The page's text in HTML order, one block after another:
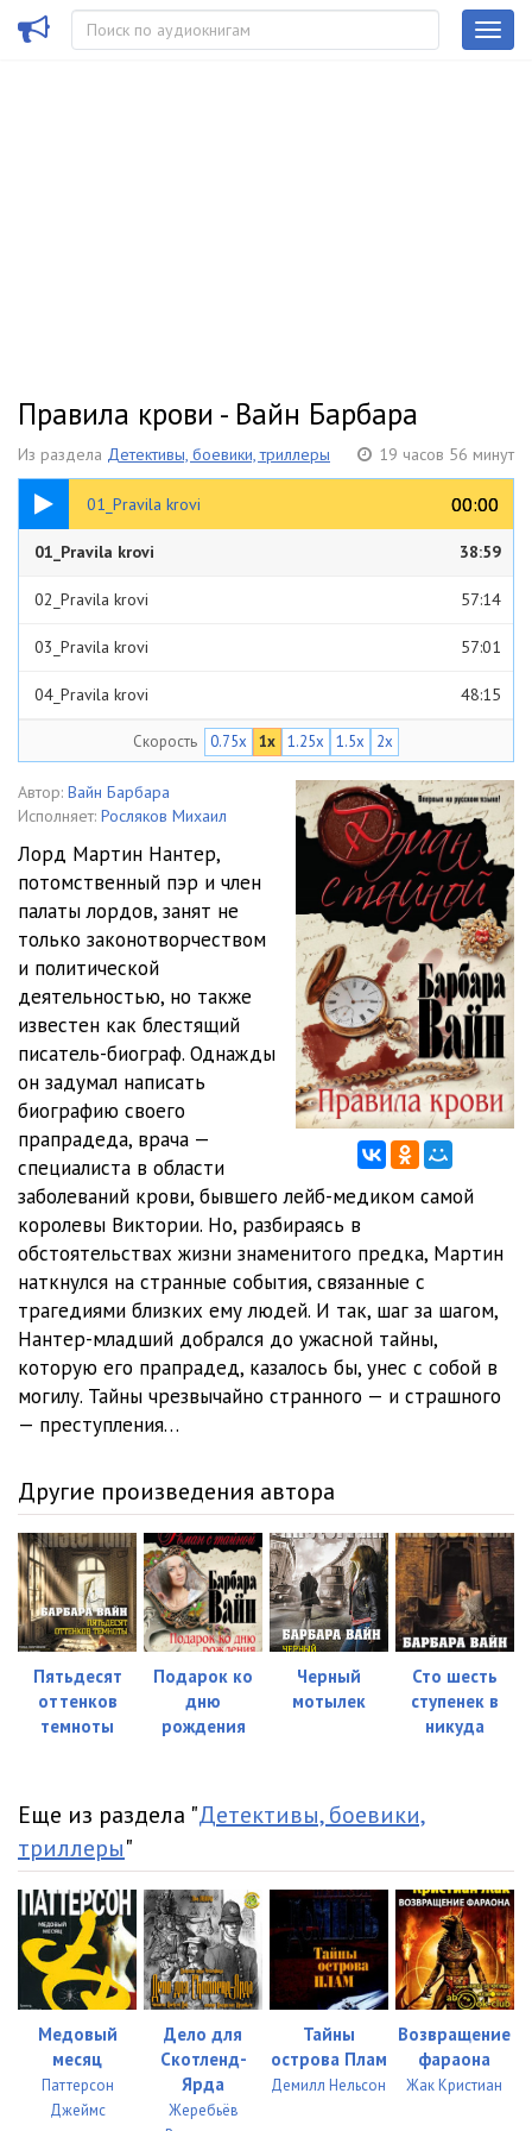
Правила крови - Вайн Барбара
Из раздела Детективы, боевики, триллеры 19 часов 56 минут
01_Pravila krovi 00:00
00:00
38:59
01_Pravila krovi 38:59
02_Pravila krovi 57:14
03_Pravila krovi 57:01
04_Pravila krovi 48:15
05_Pravila krovi
06_Pravila krovi 40:56
30:34
08_Pravila krovi 40:27
09_Pravila krovi 23:59
10_Pravila krovi 47:29
11_Pravila krovi 39:28
12_Pravila krovi 31:32
13_Pravila krovi 19:17
14_Pravila krovi
15_Pravila krovi
16_Pravila krovi 29:27
17_Pravila krovi 34:00
18_Pravila krovi 49:06
19_Pravila krovi 33:45
21_Pravila krovi
22_Pravila krovi 31:02
23_Pravila krovi 26:44
24_Pravila krovi 18:01
25_Pravila krovi 39:43
28:56
28_Pravila krovi
30_Pravila krovi 17:25
31_Pravila krovi 32:12
32_Pravila krovi 31:14
33_Pravila krovi
34_Pravila krovi
Скорость 0.75x 1x 1.25x 1.5x 2x
Автор: Вайн Барбара
Исполняет: Росляков Михаил
Лорд Мартин Нантер,
потомственный пэр и член
палаты лордов, занят не
только законотворчеством
и политической
деятельностью, но также
известен как блестящий
писатель-биограф. Однажды
он задумал написать
биографию своего
прапрадеда, врача —
специалиста в области
заболеваний крови, бывшего лейб-медиком самой
королевы Виктории. Но, разбираясь в
обстоятельствах жизни знаменитого предка, Мартин
наткнулся на странные события, связанные с
трагедиями близких ему людей. И так, шаг за шагом,
Нантер-младший добрался до ужасной тайны,
которую его прапрадед, казалось бы, унес с собой в
могилу. Тайны чрезвычайно странного — и страшного
— преступления…
Другие произведения автора
Пятьдесят
оттенков
темноты
Подарок ко
дню
рождения
Черный
мотылек
Сто шесть
ступенек в
никуда
Еще из раздела "Детективы, боевики,
триллеры"
Медовый
месяц
Паттерсон
Джеймс
Дело для
Скотленд-
Ярда
Жеребьёв
Тайны
острова Плам
Демилл Нельсон
Возвращение
фараона
Жак Кристиан